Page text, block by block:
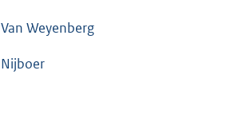
Van Weyenberg
Nijboer